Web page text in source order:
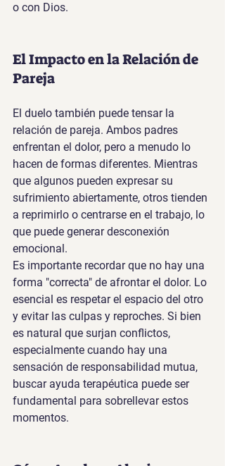
o con Dios.
El Impacto en la Relación de
Pareja
El duelo también puede tensar la
relación de pareja. Ambos padres
enfrentan el dolor, pero a menudo lo
hacen de formas diferentes. Mientras
que algunos pueden expresar su
sufrimiento abiertamente, otros tienden
a reprimirlo o centrarse en el trabajo, lo
que puede generar desconexión
emocional.
Es importante recordar que no hay una
forma "correcta" de afrontar el dolor. Lo
esencial es respetar el espacio del otro
y evitar las culpas y reproches. Si bien
es natural que surjan conflictos,
especialmente cuando hay una
sensación de responsabilidad mutua,
buscar ayuda terapéutica puede ser
fundamental para sobrellevar estos
momentos.